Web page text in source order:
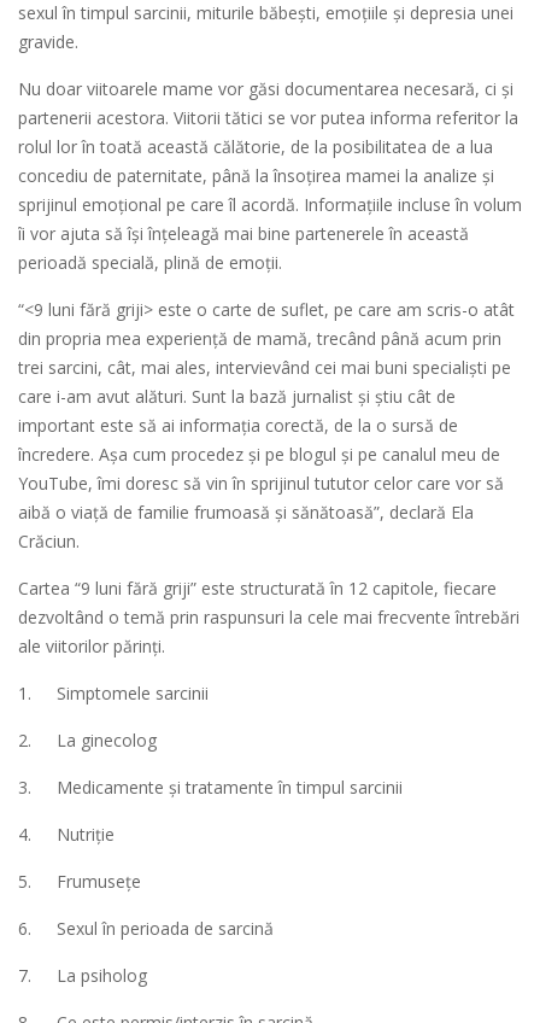
sexul în timpul sarcinii, miturile băbești, emoțiile și depresia unei
gravide.
Nu doar viitoarele mame vor găsi documentarea necesară, ci și
partenerii acestora. Viitorii tătici se vor putea informa referitor la
rolul lor în toată această călătorie, de la posibilitatea de a lua
concediu de paternitate, până la însoțirea mamei la analize și
sprijinul emoțional pe care îl acordă. Informațiile incluse în volum
îi vor ajuta să își înțeleagă mai bine partenerele în această
perioadă specială, plină de emoții.
“<9 luni fără griji> este o carte de suflet, pe care am scris-o atât
din propria mea experiență de mamă, trecând până acum prin
trei sarcini, cât, mai ales, intervievând cei mai buni specialiști pe
care i-am avut alături. Sunt la bază jurnalist și știu cât de
important este să ai informația corectă, de la o sursă de
încredere. Așa cum procedez și pe blogul și pe canalul meu de
YouTube, îmi doresc să vin în sprijinul tututor celor care vor să
aibă o viață de familie frumoasă și sănătoasă”, declară Ela
Crăciun.
Cartea “9 luni fără griji” este structurată în 12 capitole, fiecare
dezvoltând o temă prin raspunsuri la cele mai frecvente întrebări
ale viitorilor părinți.
1. Simptomele sarcinii
2. La ginecolog
3. Medicamente și tratamente în timpul sarcinii
4. Nutriție
5. Frumusețe
6. Sexul în perioada de sarcină
7. La psiholog